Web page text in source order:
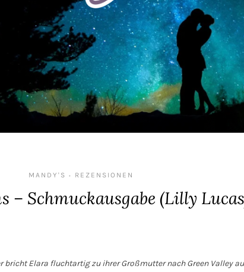
MANDY'S • REZENSIONEN
– Schmuckausgabe (Lilly
Elara fluchtartig zu ihrer Großmutter nach Green Valley